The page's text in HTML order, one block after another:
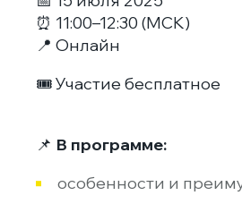
⏰ 11:00–12:30 (МСК)
📍 Онлайн
🎟 Участие бесплатное
📌 В программе:
особенности и